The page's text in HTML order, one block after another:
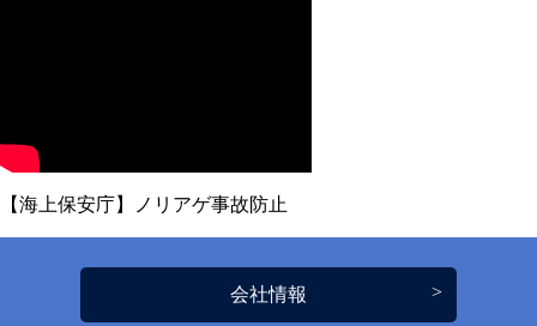
【海上保安庁】ノリアゲ事故防止
会社情報